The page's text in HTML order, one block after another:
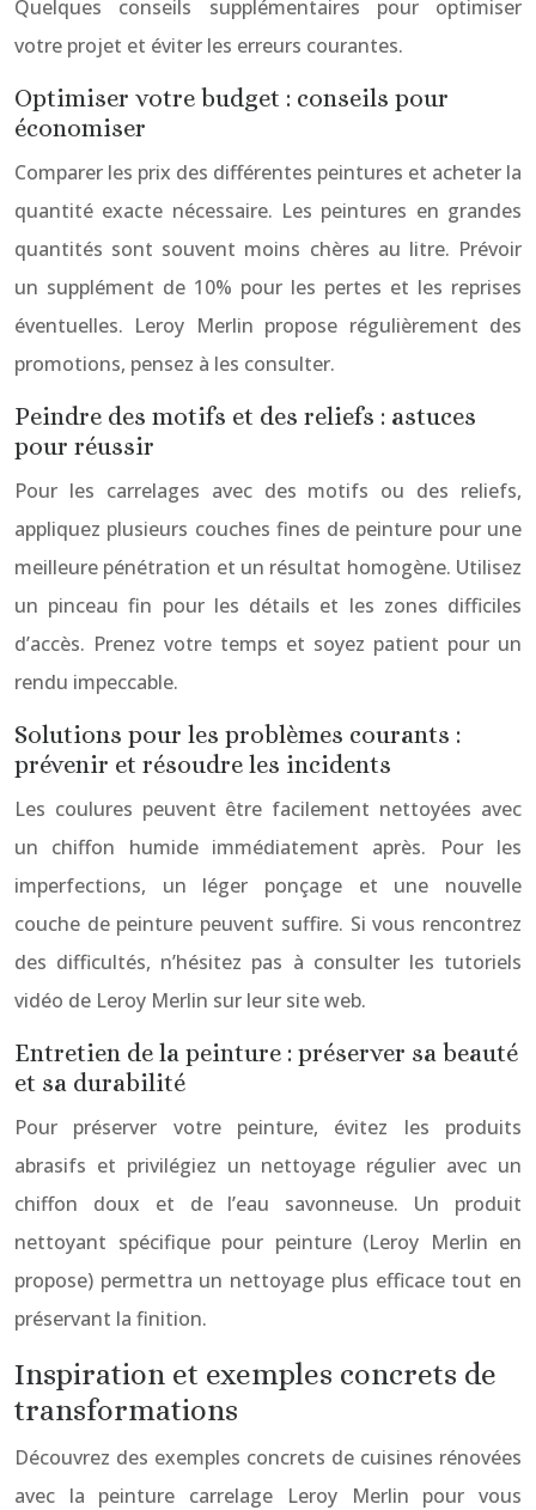
Quelques conseils supplémentaires pour optimiser
votre projet et éviter les erreurs courantes.
Optimiser votre budget : conseils pour
économiser
Comparer les prix des différentes peintures et acheter la
quantité exacte nécessaire. Les peintures en grandes
quantités sont souvent moins chères au litre. Prévoir
un supplément de 10% pour les pertes et les reprises
éventuelles. Leroy Merlin propose régulièrement des
promotions, pensez à les consulter.
Peindre des motifs et des reliefs : astuces
pour réussir
Pour les carrelages avec des motifs ou des reliefs,
appliquez plusieurs couches fines de peinture pour une
meilleure pénétration et un résultat homogène. Utilisez
un pinceau fin pour les détails et les zones difficiles
d’accès. Prenez votre temps et soyez patient pour un
rendu impeccable.
Solutions pour les problèmes courants :
prévenir et résoudre les incidents
Les coulures peuvent être facilement nettoyées avec
un chiffon humide immédiatement après. Pour les
imperfections, un léger ponçage et une nouvelle
couche de peinture peuvent suffire. Si vous rencontrez
des difficultés, n’hésitez pas à consulter les tutoriels
vidéo de Leroy Merlin sur leur site web.
Entretien de la peinture : préserver sa beauté
et sa durabilité
Pour préserver votre peinture, évitez les produits
abrasifs et privilégiez un nettoyage régulier avec un
chiffon doux et de l’eau savonneuse. Un produit
nettoyant spécifique pour peinture (Leroy Merlin en
propose) permettra un nettoyage plus efficace tout en
préservant la finition.
Inspiration et exemples concrets de
transformations
Découvrez des exemples concrets de cuisines rénovées
avec la peinture carrelage Leroy Merlin pour vous